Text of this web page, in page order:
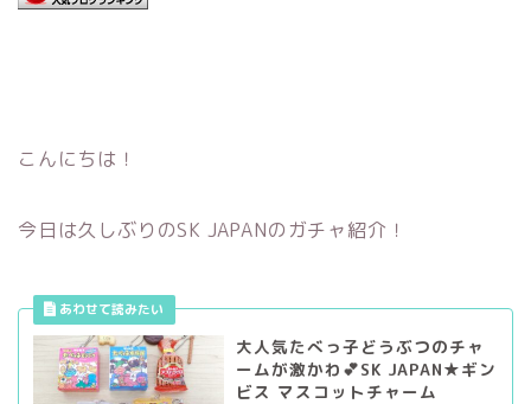
こんにちは！
今日は久しぶりのSK JAPANのガチャ紹介！
大人気たべっ子どうぶつのチャ
ームが激かわ💕SK JAPAN★ギン
ビス マスコットチャーム